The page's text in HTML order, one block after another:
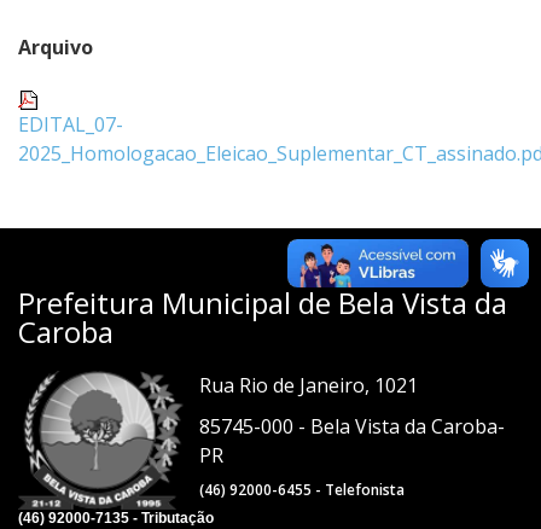
Arquivo
EDITAL_07-
Prefeitura Municipal de Bela Vista da
Caroba
Rua Rio de Janeiro, 1021
85745-000 - Bela Vista da Caroba-
PR
(46) 92000-6455 - Telefonista
(46) 92000-7135 - Tributação